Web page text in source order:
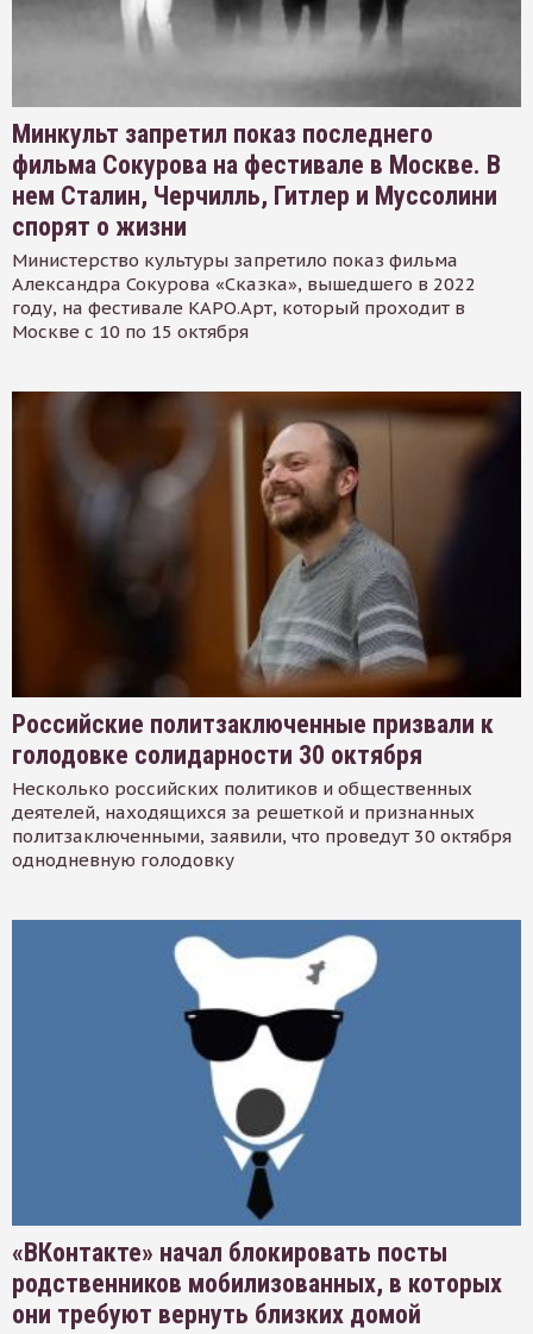
Минкульт запретил показ последнего
фильма Сокурова на фестивале в Москве. В
нем Сталин, Черчилль, Гитлер и Муссолини
спорят о жизни
Министерство культуры запретило показ фильма
Александра Сокурова «Сказка», вышедшего в 2022
году, на фестивале КАРО.Арт, который проходит в
Москве с 10 по 15 октября
Российские политзаключенные призвали к
голодовке солидарности 30 октября
Несколько российских политиков и общественных
деятелей, находящихся за решеткой и признанных
политзаключенными, заявили, что проведут 30 октября
однодневную голодовку
«ВКонтакте» начал блокировать посты
родственников мобилизованных, в которых
они требуют вернуть близких домой